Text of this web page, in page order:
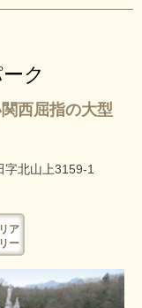
ク
西屈指の大型
字北山上3159-1
ア
ー